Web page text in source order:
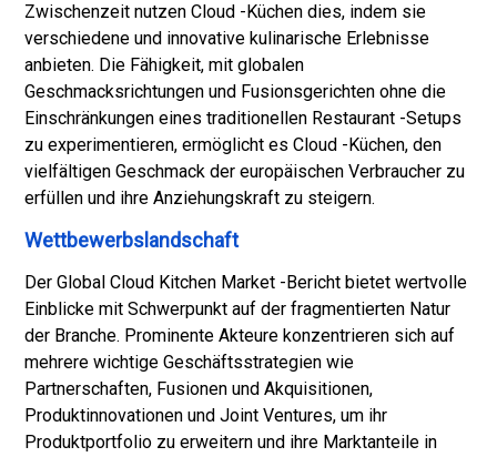
Zwischenzeit nutzen Cloud -Küchen dies, indem sie
verschiedene und innovative kulinarische Erlebnisse
anbieten. Die Fähigkeit, mit globalen
Geschmacksrichtungen und Fusionsgerichten ohne die
Einschränkungen eines traditionellen Restaurant -Setups
zu experimentieren, ermöglicht es Cloud -Küchen, den
vielfältigen Geschmack der europäischen Verbraucher zu
erfüllen und ihre Anziehungskraft zu steigern.
Wettbewerbslandschaft
Der Global Cloud Kitchen Market -Bericht bietet wertvolle
Einblicke mit Schwerpunkt auf der fragmentierten Natur
der Branche. Prominente Akteure konzentrieren sich auf
mehrere wichtige Geschäftsstrategien wie
Partnerschaften, Fusionen und Akquisitionen,
Produktinnovationen und Joint Ventures, um ihr
Produktportfolio zu erweitern und ihre Marktanteile in